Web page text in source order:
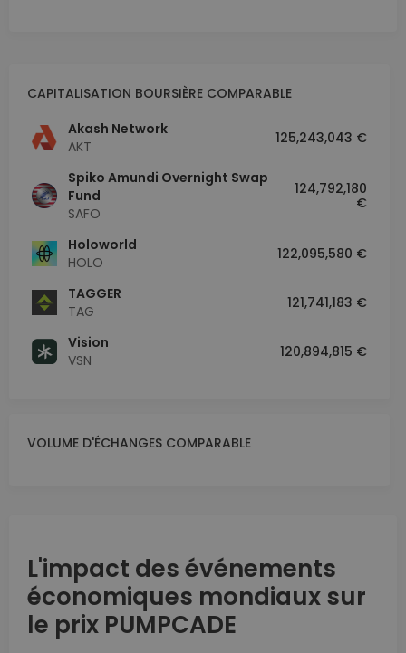
CAPITALISATION BOURSIÈRE COMPARABLE
Akash Network
AKT
125,243,043 €
Spiko Amundi Overnight Swap
Fund
SAFO
124,792,180
€
Holoworld
HOLO
122,095,580 €
TAGGER
TAG
121,741,183 €
Vision
VSN
120,894,815 €
VOLUME D'ÉCHANGES COMPARABLE
L'impact des événements
économiques mondiaux sur
le prix PUMPCADE